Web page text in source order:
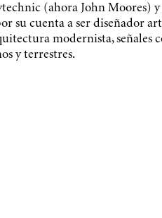
(ahora John Moores)
su cuenta a ser diseñador
modernista, señales
y terrestres.